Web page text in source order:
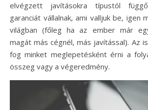
elvégzett javításokra típustól
garanciát vállalnak, ami valljuk be, igen
világban (főleg ha az ember már
magát más cégnél, más javítással). Az
fog minket meglepetésként érni a
összeg vagy a végeredmény.